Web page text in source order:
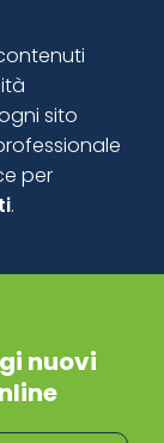
sito
per
.
nuovi